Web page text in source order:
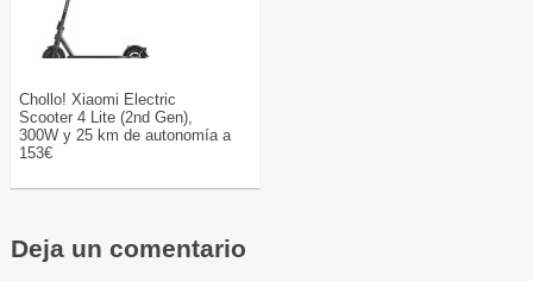
Chollo! Xiaomi Electric
Scooter 4 Lite (2nd Gen),
300W y 25 km de autonomía a
153€
Deja un comentario